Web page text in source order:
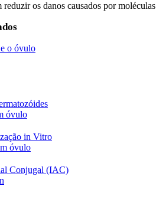
os danos causados por
in Vitro
Conjugal (IAC)